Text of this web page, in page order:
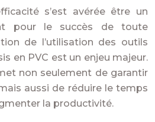
s’est avérée être un
pour le succès de toute
de l’utilisation des outils
en PVC est un enjeu majeur.
non seulement de garantir
aussi de réduire le temps
la productivité.